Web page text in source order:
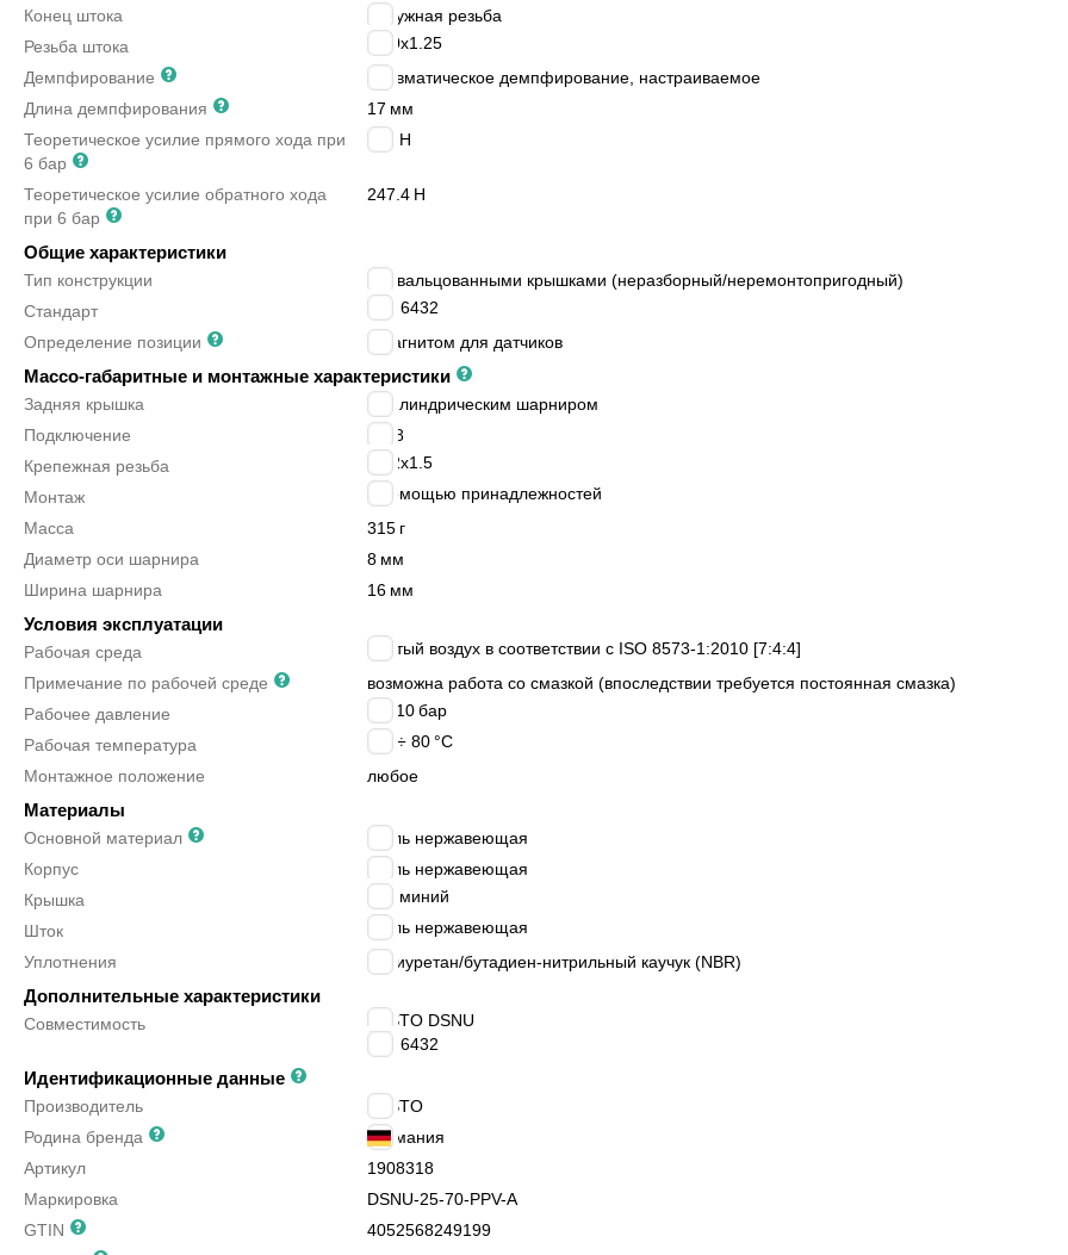
Конец штока
наружная резьба
Резьба штока
M10x1.25
Демпфирование
пневматическое демпфирование, настраиваемое
Длина демпфирования
17 мм
Теоретическое усилие прямого хода при
6 бар
Н
Теоретическое усилие обратного хода
при 6 бар
247.4 Н
Общие характеристики
Тип конструкции
с завальцованными крышками (неразборный/неремонтопригодный)
Стандарт
ISO 6432
Определение позиции
с магнитом для датчиков
Массо-габаритные и монтажные характеристики
Задняя крышка
с цилиндрическим шарниром
Подключение
G1/8
Крепежная резьба
M22x1.5
Монтаж
с помощью принадлежностей
Масса
315 г
Диаметр оси шарнира
8 мм
Ширина шарнира
16 мм
Условия эксплуатации
Рабочая среда
сжатый воздух в соответствии с ISO 8573-1:2010 [7:4:4]
Примечание по рабочей среде
возможна работа со смазкой (впоследствии требуется постоянная смазка)
Рабочее давление
1 ÷ 10бар
Рабочая температура
-20 ÷ 80 °C
Монтажное положение
любое
Материалы
Основной материал
сталь нержавеющая
Корпус
сталь нержавеющая
Крышка
алюминий
Шток
сталь нержавеющая
Уплотнения
полиуретан/бутадиен-нитрильный каучук (NBR)
Дополнительные характеристики
Совместимость
FESTO DSNU
ISO 6432
Идентификационные данные
Производитель
FESTO
Родина бренда
Германия
Артикул
1908318
Маркировка
DSNU-25-70-PPV-A
GTIN
4052568249199